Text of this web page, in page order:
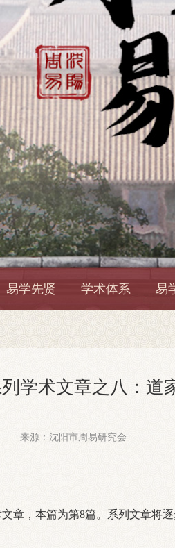
易学先贤 学术体系 易
学术文章之八：道
来源：沈阳市周易研究会
，本篇为第8篇。系列文章将